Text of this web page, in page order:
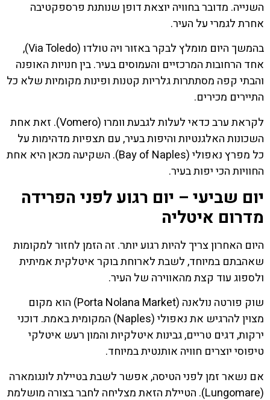
השנייה. מדובר בחוויה יוצאת דופן שנותנת פרספקטיבה
אחרת לגמרי על העיר.
בהמשך היום מומלץ לבקר באזור ויה טולדו (Via Toledo),
אחד הרחובות המרכזיים והעמוסים בעיר. בין חנויות האופנה
והבתי קפה מסתתרות גלריות קטנות ופינות מקומיות שלא כל
התיירים מכירים.
לקראת ערב כדאי לעלות לגבעת וומרו (Vomero). זאת אחת
השכונות האלגנטיות והיפות בעיר, עם תצפיות מדהימות על
כל מפרץ נאפולי (Bay of Naples). השקיעה מכאן היא אחת
החוויות הכי יפות בעיר.
יום שביעי – יום רגוע לפני הפרידה
מדרום איטליה
היום האחרון צריך להיות רגוע יותר. זה הזמן לחזור למקומות
שאהבתם במיוחד, לשבת לארוחת בוקר איטלקית אמיתית
ולספוג עוד קצת מהאווירה של העיר.
שוק פורטה נולאנה (Porta Nolana Market) הוא מקום
מצוין להרגיש את נאפולי (Naples) המקומית באמת. דוכני
ירקות, דגים טריים, גבינות איטלקיות והמון רעש איטלקי
טיפוסי יוצרים חוויה אותנטית במיוחד.
אם נשאר זמן לפני הטיסה, אפשר לשבת בטיילת לונגומארה
(Lungomare). הטיילת הזאת מצליחה לחבר בצורה מושלמת